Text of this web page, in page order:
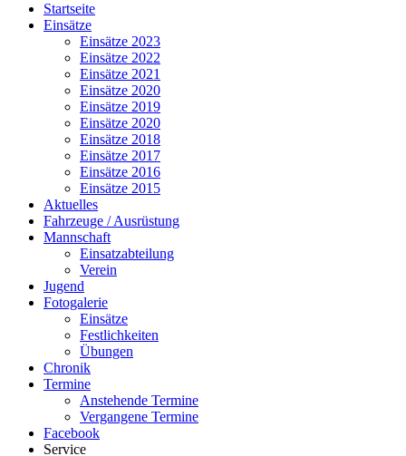
Startseite
Einsätze
Einsätze 2023
Einsätze 2022
Einsätze 2021
Einsätze 2020
Einsätze 2019
Einsätze 2020
Einsätze 2018
Einsätze 2017
Einsätze 2016
Einsätze 2015
Aktuelles
Fahrzeuge / Ausrüstung
Mannschaft
Einsatzabteilung
Verein
Jugend
Fotogalerie
Einsätze
Festlichkeiten
Übungen
Chronik
Termine
Anstehende Termine
Vergangene Termine
Facebook
Service